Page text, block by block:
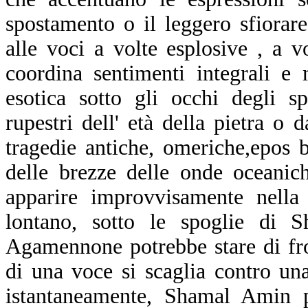
spostamento o il leggero
alle voci a volte esplosive , a
coordina sentimenti integrali e
esotica sotto gli occhi degli
rupestri dell' età della pietra o
tragedie antiche,
delle brezze delle onde
apparire improvvisamente
lontano, sotto le spoglie di
Agamennone potrebbe stare di
di una voce si scaglia contro
istantaneamente, Shamal